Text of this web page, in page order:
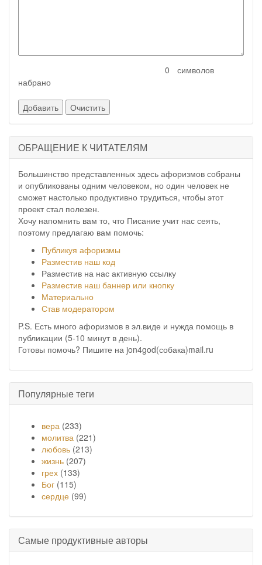
символов
набрано
ОБРАЩЕНИЕ К ЧИТАТЕЛЯМ
Большинство представленных здесь афоризмов собраны
и опубликованы одним человеком, но один человек не
сможет настолько продуктивно трудиться, чтобы этот
проект стал полезен.
Хочу напомнить вам то, что Писание учит нас сеять,
поэтому предлагаю вам помочь:
Публикуя афоризмы
Разместив наш код
Разместив на нас активную ссылку
Разместив наш баннер или кнопку
Материально
Став модератором
P.S. Есть много афоризмов в эл.виде и нужда помощь в
публикации (5-10 минут в день).
Готовы помочь? Пишите на jon4god(собака)mail.ru
Популярные теги
вера (233)
молитва (221)
любовь (213)
жизнь (207)
грех (133)
Бог (115)
сердце (99)
Самые продуктивные авторы